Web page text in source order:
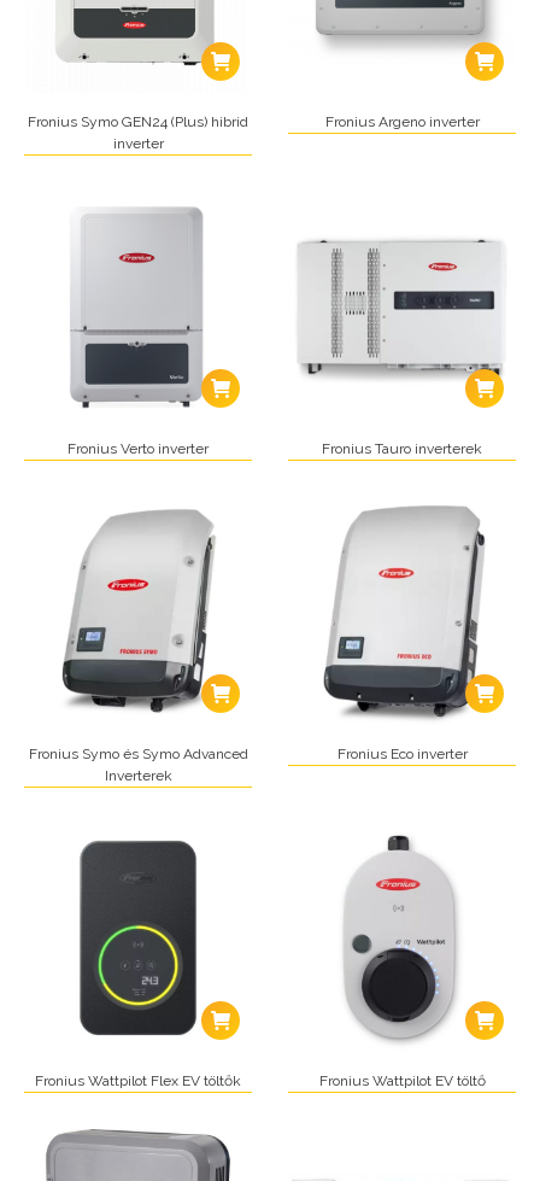
Fronius Symo GEN24 (Plus) hibrid
inverter
Fronius Argeno inverter
Fronius Verto inverter Fronius Tauro inverterek
Fronius Symo és Symo Advanced
Inverterek
Fronius Eco inverter
Fronius Wattpilot Flex EV töltők Fronius Wattpilot EV töltő